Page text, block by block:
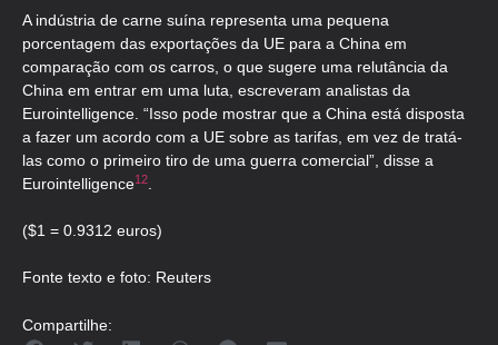
A indústria de carne suína representa uma pequena
porcentagem das exportações da UE para a China em
comparação com os carros, o que sugere uma relutância da
China em entrar em uma luta, escreveram analistas da
Eurointelligence. “Isso pode mostrar que a China está disposta
a fazer um acordo com a UE sobre as tarifas, em vez de tratá-
las como o primeiro tiro de uma guerra comercial”, disse a
Eurointelligence12.
($1 = 0.9312 euros)
Fonte texto e foto: Reuters
Compartilhe: